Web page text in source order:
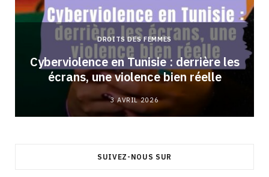
DROITS DES FEMMES
Cyberviolence en Tunisie : derrière les
écrans, une violence bien réelle
3 AVRIL 2026
SUIVEZ-NOUS SUR